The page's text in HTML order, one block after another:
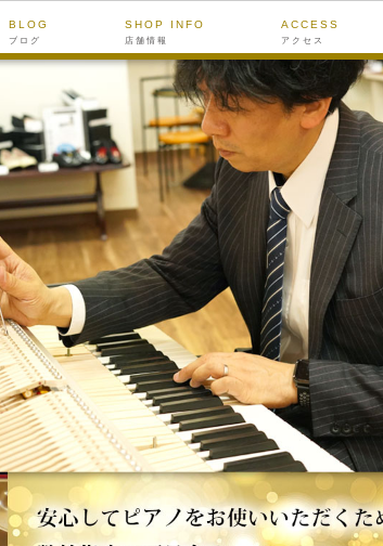
BLOG
ブログ
SHOP INFO
店舗情報
ACCESS
アクセス